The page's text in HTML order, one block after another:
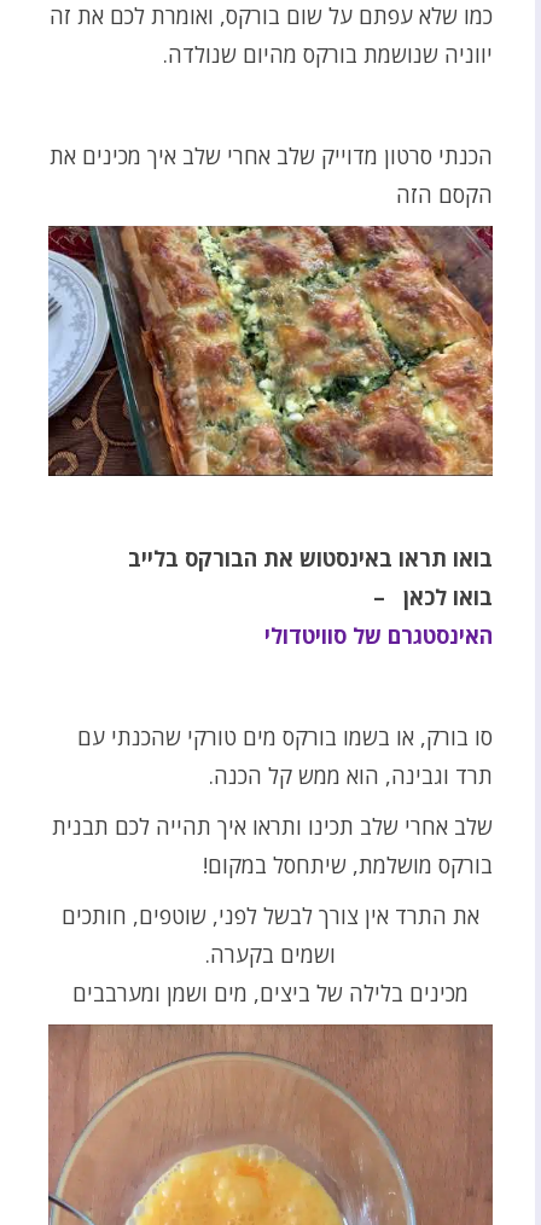
כמו שלא עפתם על שום בורקס, ואומרת לכם את זה
יווניה שנושמת בורקס מהיום שנולדה.
הכנתי סרטון מדוייק שלב אחרי שלב איך מכינים את
הקסם הזה
בואו תראו באינסטוש את הבורקס בלייב
בואו לכאן –
האינסטגרם של סוויטדולי
סו בורק, או בשמו בורקס מים טורקי שהכנתי עם
תרד וגבינה, הוא ממש קל הכנה.
שלב אחרי שלב תכינו ותראו איך תהייה לכם תבנית
בורקס מושלמת, שיתחסל במקום!
את התרד אין צורך לבשל לפני, שוטפים, חותכים
ושמים בקערה.
מכינים בלילה של ביצים, מים ושמן ומערבבים